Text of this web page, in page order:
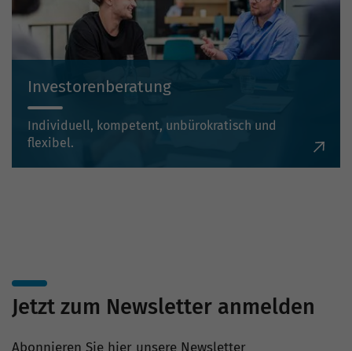
Investorenberatung
Individuell, kompetent, unbürokratisch und
flexibel.
Jetzt zum Newsletter anmelden